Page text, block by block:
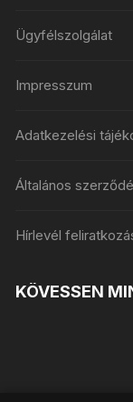
Ügyfélszolgálat
Impresszum
Adatkezelési
Általános
Hírlevél
KÖVESSEN